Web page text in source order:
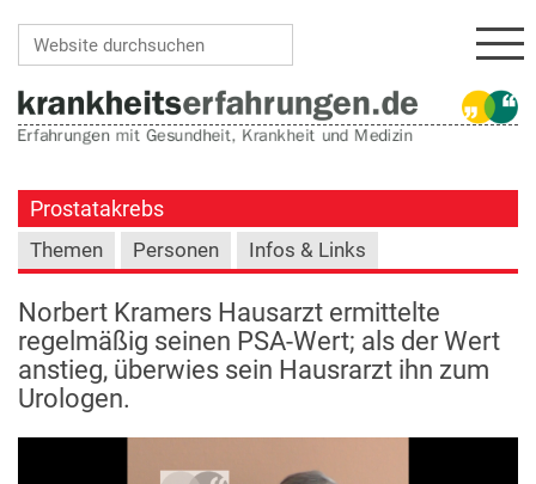
Prostatakrebs
Themen Personen Infos & Links
Norbert Kramers Hausarzt ermittelte
regelmäßig seinen PSA-Wert; als der Wert
anstieg, überwies sein Hausrarzt ihn zum
Urologen.